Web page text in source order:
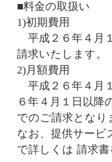
■料金の取扱い
1)初期費用
平成２６年４月
請求いたします。
2)月額費用
平成２６年４月
６年４月１日以降
でのご請求となり
なお、提供サービ
で詳しくは 請求書